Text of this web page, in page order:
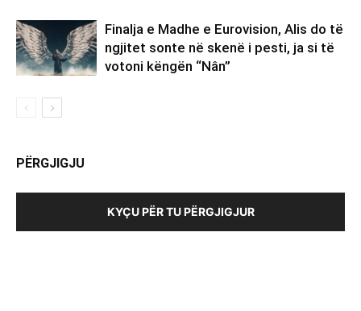
Finalja e Madhe e Eurovision, Alis do të
ngjitet sonte në skenë i pesti, ja si të
votoni këngën “Nân”
PËRGJIGJU
KYÇU PËR TU PËRGJIGJUR